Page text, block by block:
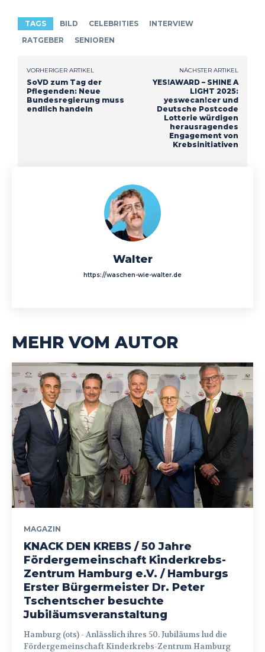
TAGS BILD CELEBRITIES
INTERVIEW
RATGEBER
SENIOREN
VORHERIGER ARTIKEL
SoVD zum Tag der
Pflegenden: Neue
Bundesregierung muss
endlich handeln
NÄCHSTER ARTIKEL
YES!AWARD – SHINE A
LIGHT 2025:
yeswecan!cer und
Deutsche Postcode
Lotterie würdigen
herausragendes
Engagement von
Krebsinitiativen
Walter
https://waschen-wie-walter.de
MEHR VOM AUTOR
MAGAZIN
KNACK DEN KREBS / 50 Jahre
Fördergemeinschaft Kinderkrebs-
Zentrum Hamburg e.V. / Hamburgs
Erster Bürgermeister Dr. Peter
Tschentscher besuchte
Jubiläumsveranstaltung
Hamburg (ots) - Anlässlich ihres 50. Jubiläums lud die
Fördergemeinschaft Kinderkrebs-Zentrum Hamburg